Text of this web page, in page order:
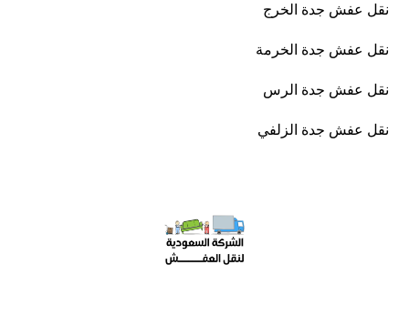
نقل عفش جدة الخرج
نقل عفش جدة الخرمة
نقل عفش جدة الرس
نقل عفش جدة الزلفي